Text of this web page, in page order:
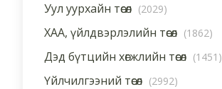
Уул уурхайн төсөл (2029)
ХАА, үйлдвэрлэлийн төсөл (1862)
Дэд бүтцийн хөгжлийн төсөл (1451)
Үйлчилгээний төсөл (2992)